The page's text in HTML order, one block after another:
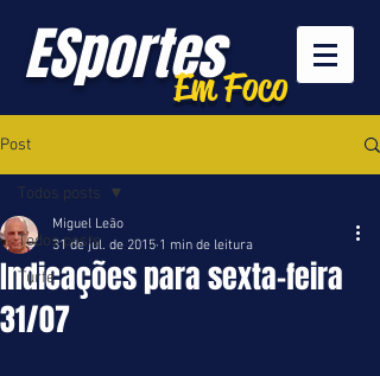
ESportesEm Foco
Post
Todos posts
Turfe
Todos posts
Indicações para sexta-feira
31/07
Miguel Leão
31 de jul. de 2015 1 min de leitura